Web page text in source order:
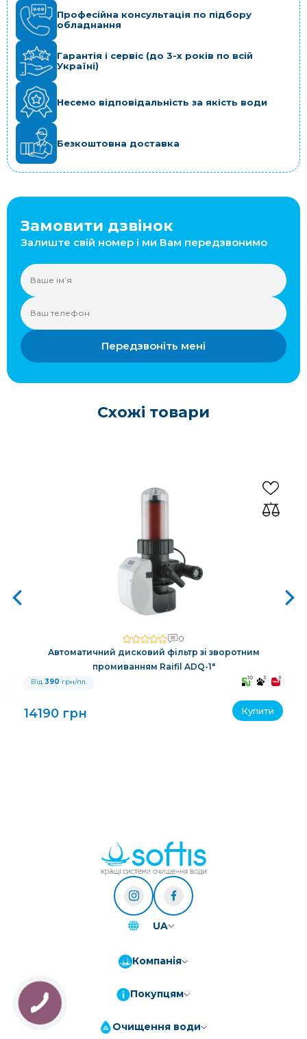
Професійна консультація по підбору
обладнання
Гарантія і сервіс (до 3-х років по всій
Україні)
Несемо відповідальність за якість води
Безкоштовна доставка
Замовити дзвінок
Залиште свій номер і ми Вам передзвонимо
Передзвоніть мені
Схожі товари
0
Автоматичний дисковий фільтр зі зворотним
промиванням Raifil ADQ-1"
Від 390 грн/пл. 10 3 3
14190 грн Купити
UA
Компанія
Покупцям
Очищення води